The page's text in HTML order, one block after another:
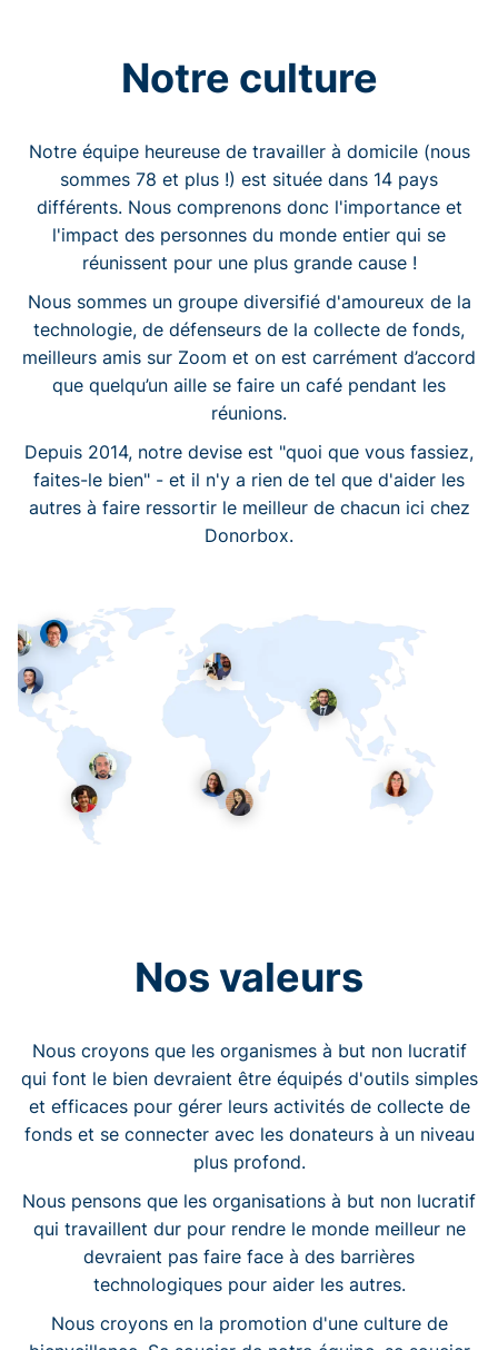
Notre culture
Notre équipe heureuse de travailler à domicile (nous
sommes 78 et plus !) est située dans 14 pays
différents. Nous comprenons donc l'importance et
l'impact des personnes du monde entier qui se
réunissent pour une plus grande cause !
Nous sommes un groupe diversifié d'amoureux de la
technologie, de défenseurs de la collecte de fonds,
meilleurs amis sur Zoom et on est carrément d’accord
que quelqu’un aille se faire un café pendant les
réunions.
Depuis 2014, notre devise est "quoi que vous fassiez,
faites-le bien" - et il n'y a rien de tel que d'aider les
autres à faire ressortir le meilleur de chacun ici chez
Donorbox.
Nos valeurs
Nous croyons que les organismes à but non lucratif
qui font le bien devraient être équipés d'outils simples
et efficaces pour gérer leurs activités de collecte de
fonds et se connecter avec les donateurs à un niveau
plus profond.
Nous pensons que les organisations à but non lucratif
qui travaillent dur pour rendre le monde meilleur ne
devraient pas faire face à des barrières
technologiques pour aider les autres.
Nous croyons en la promotion d'une culture de